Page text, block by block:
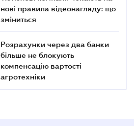
нові правила відеонагляду: що
зміниться
Розрахунки через два банки
більше не блокують
компенсацію вартості
агротехніки